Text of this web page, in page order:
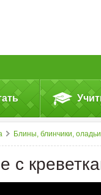
Блины, блинчики, оладьи
с